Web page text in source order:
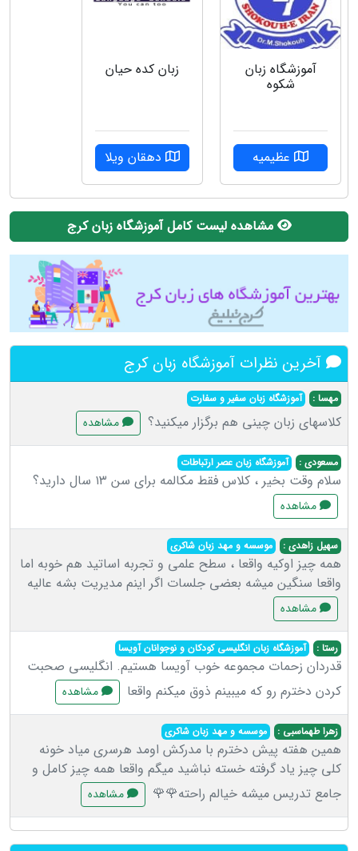
آموزشگاه زبان
شکوه
عظیمیه
زبان کده حیان
دهقان ویلا
مشاهده لیست کامل آموزشگاه زبان کرج
آخرین نظرات آموزشگاه زبان کرج
مهسا : آموزشگاه زبان سفیر و سفارت
کلاسهای زبان چینی هم برگزار میکنید؟ مشاهده
مسعودی : آموزشگاه زبان عصر ارتباطات
سلام وقت بخیر ، کلاس فقط مکالمه برای سن ۱۳ سال دارید؟
مشاهده
سهیل زاهدی : موسسه و مهد زبان شاکری
همه چیز اوکیه واقعا ، سطح علمی و تجربه اساتید هم خوبه اما
واقعا سنگین میشه بعضی جلسات اگر اینم مدیریت بشه عالیه
مشاهده
رستا : آموزشگاه زبان انگلیسی کودکان و نوجوانان آویسا
قدردان زحمات مجموعه خوب آویسا هستیم. انگلیسی صحبت
کردن دخترم رو که میبینم ذوق میکنم واقعا
مشاهده
زهرا طهماسبی : موسسه و مهد زبان شاکری
همین هفته پیش دخترم با مدرکش اومد هرسری میاد خونه
کلی چیز یاد گرفته خسته نباشید میگم واقعا همه چیز کامل و
جامع تدریس میشه خیالم راحته🌹🌹
مشاهده